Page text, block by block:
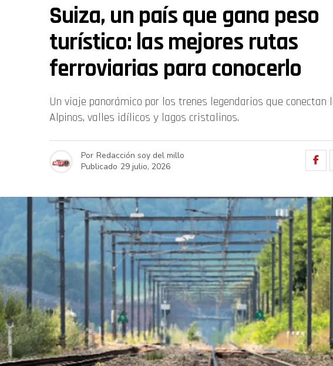
Suiza, un país que gana peso
turístico: las mejores rutas
ferroviarias para conocerlo
Un viaje panorámico por los trenes legendarios que conectan
Alpinos, valles idílicos y lagos cristalinos.
Por Redacción soy del millo
Publicado 29 julio, 2026